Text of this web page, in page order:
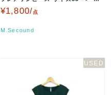
ュ C915-003 …
¥1,800/点
M.Secound